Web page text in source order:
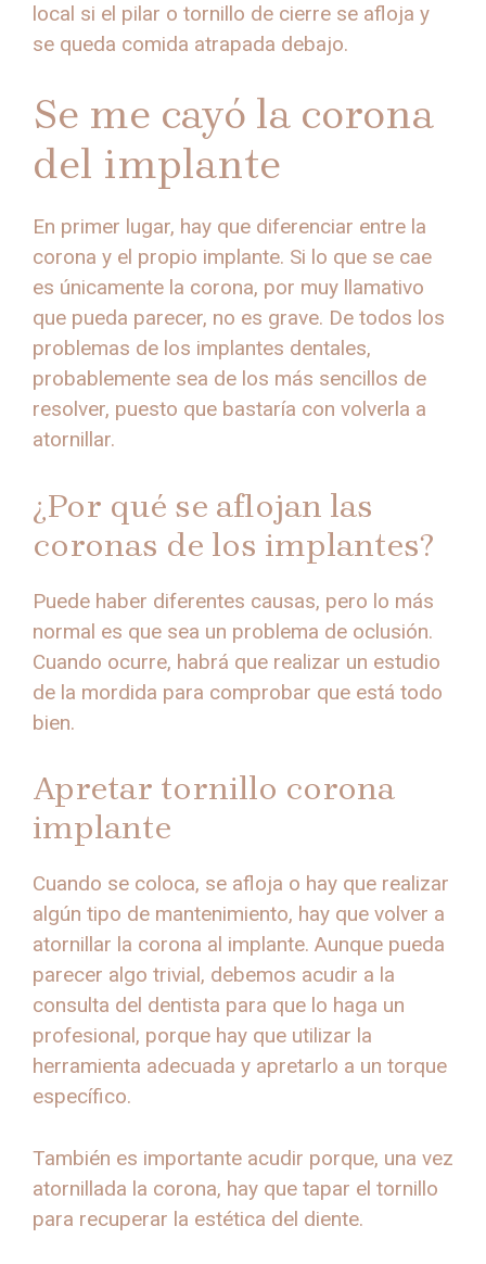
local si el pilar o tornillo de cierre se afloja y
se queda comida atrapada debajo.
Se me cayó la corona
del implante
En primer lugar, hay que diferenciar entre la
corona y el propio implante. Si lo que se cae
es únicamente la corona, por muy llamativo
que pueda parecer, no es grave. De todos los
problemas de los implantes dentales,
probablemente sea de los más sencillos de
resolver, puesto que bastaría con volverla a
atornillar.
¿Por qué se aflojan las
coronas de los implantes?
Puede haber diferentes causas, pero lo más
normal es que sea un problema de oclusión.
Cuando ocurre, habrá que realizar un estudio
de la mordida para comprobar que está todo
bien.
Apretar tornillo corona
implante
Cuando se coloca, se afloja o hay que realizar
algún tipo de mantenimiento, hay que volver a
atornillar la corona al implante. Aunque pueda
parecer algo trivial, debemos acudir a la
consulta del dentista para que lo haga un
profesional, porque hay que utilizar la
herramienta adecuada y apretarlo a un torque
específico.
También es importante acudir porque, una vez
atornillada la corona, hay que tapar el tornillo
para recuperar la estética del diente.